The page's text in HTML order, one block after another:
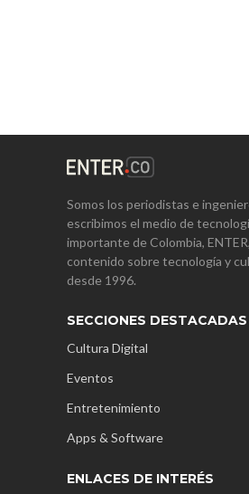
Somos los periodistas e
escribimos el medio de
importante de Colombia,
contenido sobre tecnología y
desde 1996.
SECCIONES DESTACADAS
Cultura Digital
Eventos
Entretenimiento
Apps & Software
ENLACES DE INTERÉS